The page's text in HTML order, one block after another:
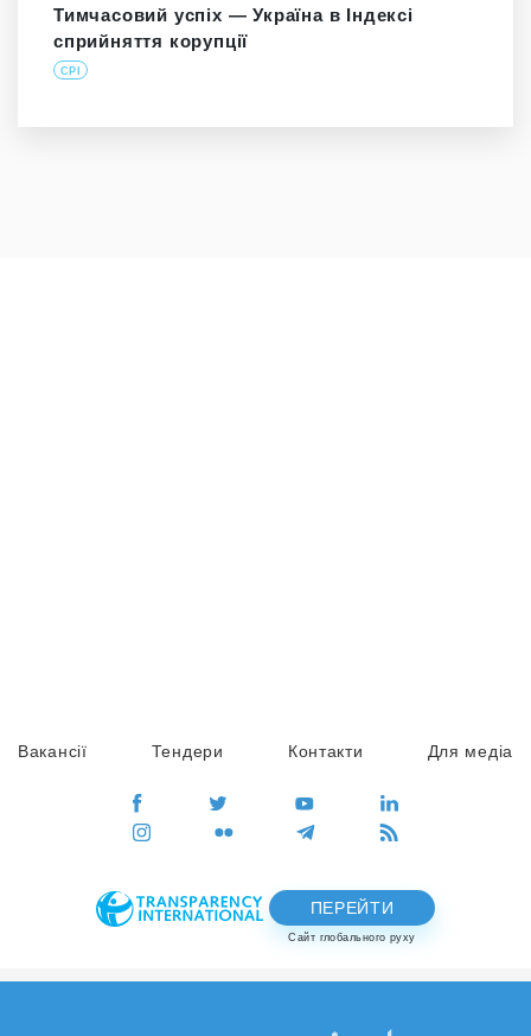
Тимчасовий успіх — Україна в Індексі
сприйняття корупції
CPI
Вакансії Тендери Контакти Для медіа
ПЕРЕЙТИ
Сайт глобального руху